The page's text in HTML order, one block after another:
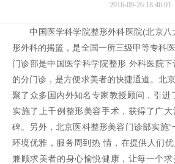
2016-09-26 18:46:01
中国医学科学院整形外科医院(北京八
形外科的摇篮，是全国一所三级甲等专科
门诊部是中国医学科学院整形 外科医院
的分门诊，是方便求美者的快捷通道。北
聚了众多国内外知名专家教授顾问，引进
实施了上千例整形美容手术，获得了广
碑。另外，北京医科整形美容门诊部实施“
环境优雅，服务周到热 情，在提供人们优
兼顾求美者的身心愉悦健康，让每一个